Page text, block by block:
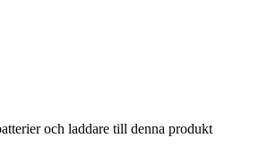
och laddare till denna produkt